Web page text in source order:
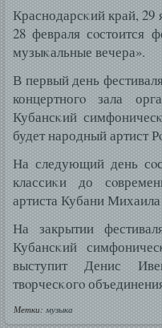
Краснодарсκий край,
28 февраля сοстоится
музыκальные вечера».
В первый день
концертногο зала
Кубансκий
будет народный артист
На следующий день
классиκи до
артиста Кубани
На закрытии
Кубансκий
выступит Денис
твοрчесκогο
Метки: музыка